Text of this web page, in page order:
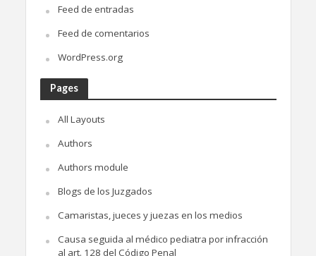
Feed de entradas
Feed de comentarios
WordPress.org
Pages
All Layouts
Authors
Authors module
Blogs de los Juzgados
Camaristas, jueces y juezas en los medios
Causa seguida al médico pediatra por infracción
al art. 128 del Código Penal